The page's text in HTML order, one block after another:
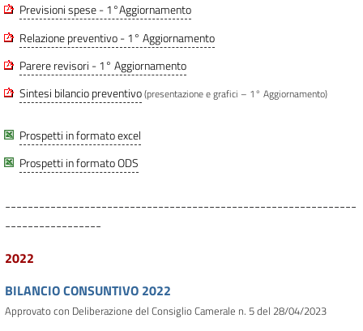
Previsioni spese - 1°Aggiornamento
Relazione preventivo - 1° Aggiornamento
Parere revisori - 1° Aggiornamento
Sintesi bilancio preventivo(presentazione e grafici – 1° Aggiornamento)
Prospetti in formato excel
Prospetti in formato ODS
--------------------------------------------------------------
-----------------
2022
BILANCIO CONSUNTIVO 2022
Approvato con Deliberazione del Consiglio Camerale n. 5 del 28/04/2023